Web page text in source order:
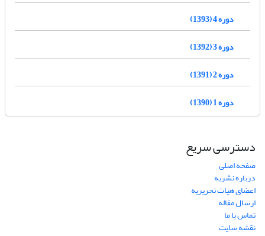
دوره 4 (1393)
دوره 3 (1392)
دوره 2 (1391)
دوره 1 (1390)
دسترسی سریع
صفحه اصلی
درباره نشریه
اعضای هیات تحریریه
ارسال مقاله
تماس با ما
نقشه سایت